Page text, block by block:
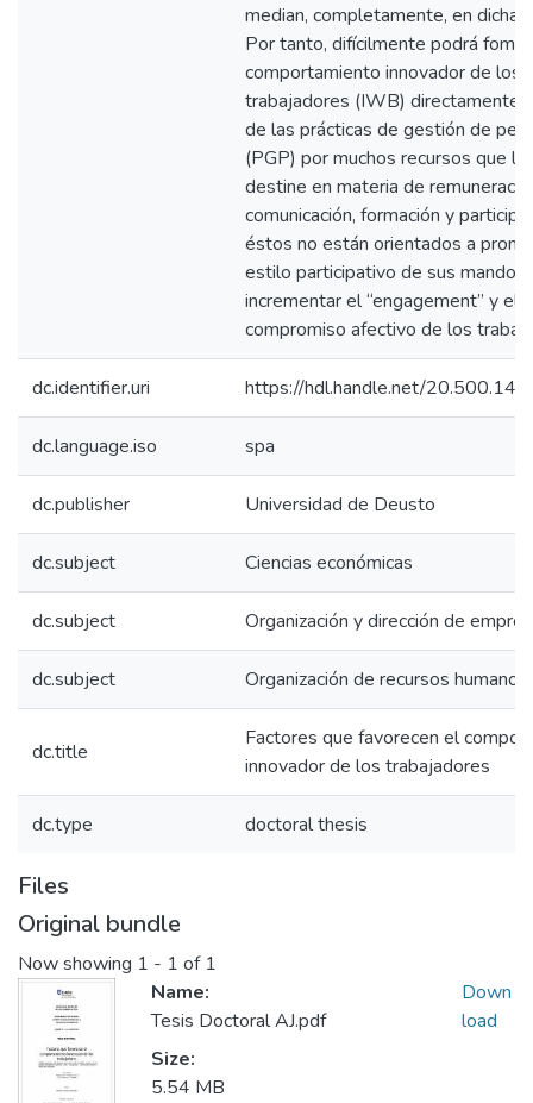
median, completamente, en dicha
Por tanto, difícilmente podrá
comportamiento innovador de los
trabajadores (IWB) directamente
de las prácticas de gestión de
(PGP) por muchos recursos que la
destine en materia de
comunicación, formación y
éstos no están orientados a
estilo participativo de sus mandos
incrementar el “engagement” y el
compromiso afectivo de los
dc.identifier.uri https://hdl.handle.net/
dc.language.iso spa
dc.publisher Universidad de Deusto
dc.subject Ciencias económicas
dc.subject Organización y dirección de
dc.subject Organización de recursos humanos
dc.title
Factores que favorecen el
innovador de los trabajadores
dc.type doctoral thesis
Files
Original bundle
Now showing 1 - 1 of 1
Name:
Tesis Doctoral AJ.pdf
Size:
5.54 MB
Down
load